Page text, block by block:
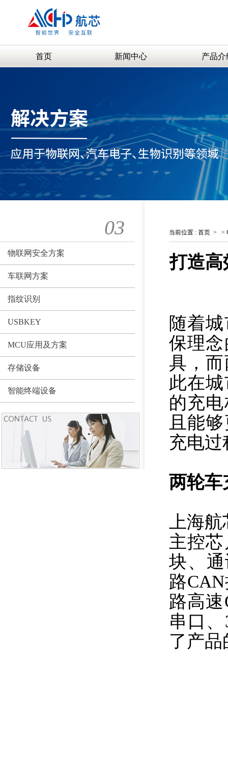
首页 新闻中心 产品介
03
物联网安全方案
车联网方案
指纹识别
USBKEY
MCU应用及方案
存储设备
智能终端设备
当前位置 : 首页 > >
打造高
随着
保理
具，
此在
的充
且能
充电过
两轮车
上海
主控
块、
路
路高
串口
了产